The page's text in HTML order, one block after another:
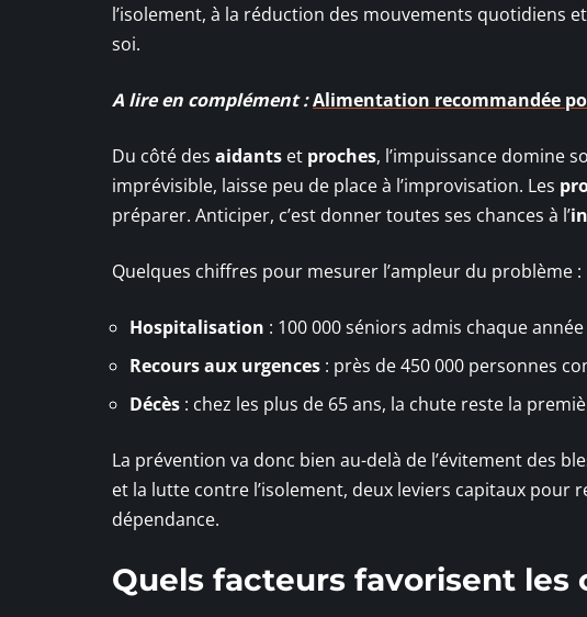
l’isolement, à la réduction des mouvements quotidiens
soi.
A lire en complément :Alimentation recommandée
Du côté des aidants et proches, l’impuissance domine
imprévisible, laisse peu de place à l’improvisation. Les
préparer. Anticiper, c’est donner toutes ses chances à l’
Quelques chiffres pour mesurer l’ampleur du problème :
Hospitalisation : 100 000 séniors admis chaque
Recours aux urgences : près de 450 000 personnes
Décès : chez les plus de 65 ans, la chute reste la
La prévention va donc bien au-delà de l’évitement des
et la lutte contre l’isolement, deux leviers capitaux pour
dépendance.
Quels facteurs favorisent les